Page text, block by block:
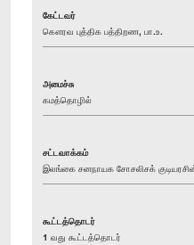
கேட்டவர்
கௌரவ புத்திக பத்திறண, பா.உ.
அமைச்சு
கமத்தொழில்
சட்டவாக்கம்
இலங்கை சனநாயக சோசலிசக்
கூட்டத்தொடர்
1 வது கூட்டத்தொடர்